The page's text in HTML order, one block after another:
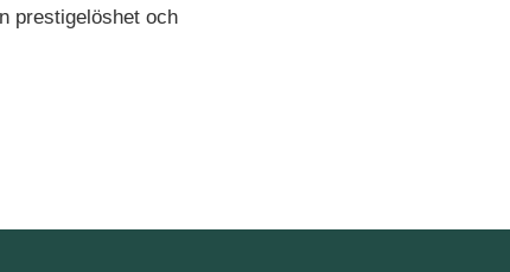
prestigelöshet och